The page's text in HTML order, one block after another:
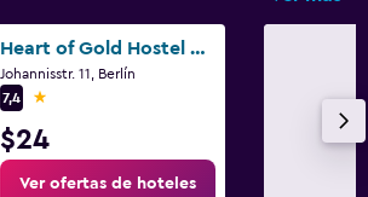
Heart of Gold Hostel & Capsules Berlin
Johannisstr. 11, Berlín
7,4
1 estrella
$24
Ver ofertas de hoteles